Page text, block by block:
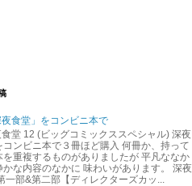
夜食堂」をコンビニ本で
堂 12 (ビッグコミックススペシャル) 深夜
コンビニ本で３冊ほど購入 何冊か、持って
を重複するものがありましたが 平凡ななか
かな内容のなかに 味わいがあります。 深夜
一部&第二部【ディレクターズカッ...